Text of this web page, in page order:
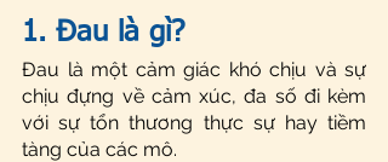
1. Đau là gì?
Đau là một cảm giác khó chịu và sự
chịu đựng về cảm xúc, đa số đi kèm
với sự tổn thương thực sự hay tiềm
tàng của các mô.